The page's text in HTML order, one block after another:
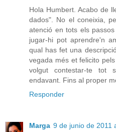
Hola Humbert. Acabo de
dados". No el coneixia,
atenció en tots els
jugar-hi pot aprendre'n
qual has fet una
vegada més et felicito
volgut contestar-te tot
endavant. Fins al proper
Responder
Marga 9 de junio de 2011